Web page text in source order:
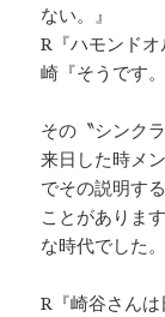
ない。』
R『ハモンドオ
崎『そうです
その〝シンク
来日した時メ
でその説明す
ことがありま
な時代でした。
R『崎谷さんは